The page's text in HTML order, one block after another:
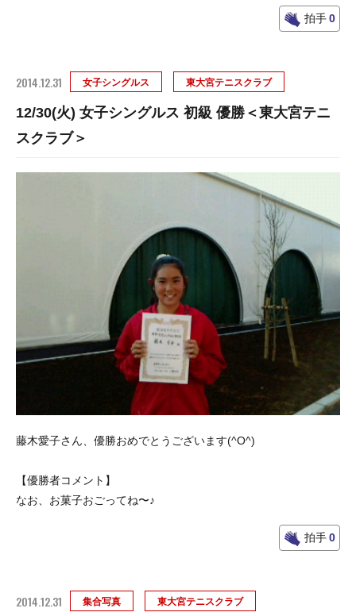
拍手0
2014.12.31 女子シングルス 東大宮テニスクラブ
12/30(火) 女子シングルス 初級 優勝＜東大宮テニ
スクラブ＞
藤木愛子さん、優勝おめでとうございます(^O^)
【優勝者コメント】
なお、お菓子おごってね〜♪
拍手0
2014.12.31 集合写真 東大宮テニスクラブ